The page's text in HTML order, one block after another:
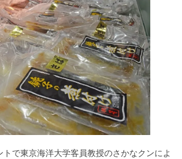
トで東京海洋大学客員教授のさかなクンによ